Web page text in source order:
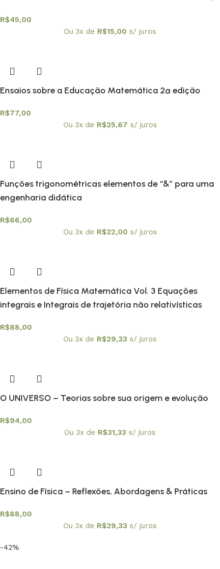
R$45,00
Ou 3x de R$15,00 s/ juros
Ensaios sobre a Educação Matemática 2ª edição
R$77,00
Ou 3x de R$25,67 s/ juros
Funções trigonométricas elementos de “&” para uma
engenharia didática
R$66,00
Ou 3x de R$22,00 s/ juros
Elementos de Física Matemática Vol. 3 Equações
integrais e Integrais de trajetória não relativísticas
R$88,00
Ou 3x de R$29,33 s/ juros
O UNIVERSO – Teorias sobre sua origem e evolução
R$94,00
Ou 3x de R$31,33 s/ juros
Ensino de Física – Reflexões, Abordagens & Práticas
R$88,00
Ou 3x de R$29,33 s/ juros
-42%